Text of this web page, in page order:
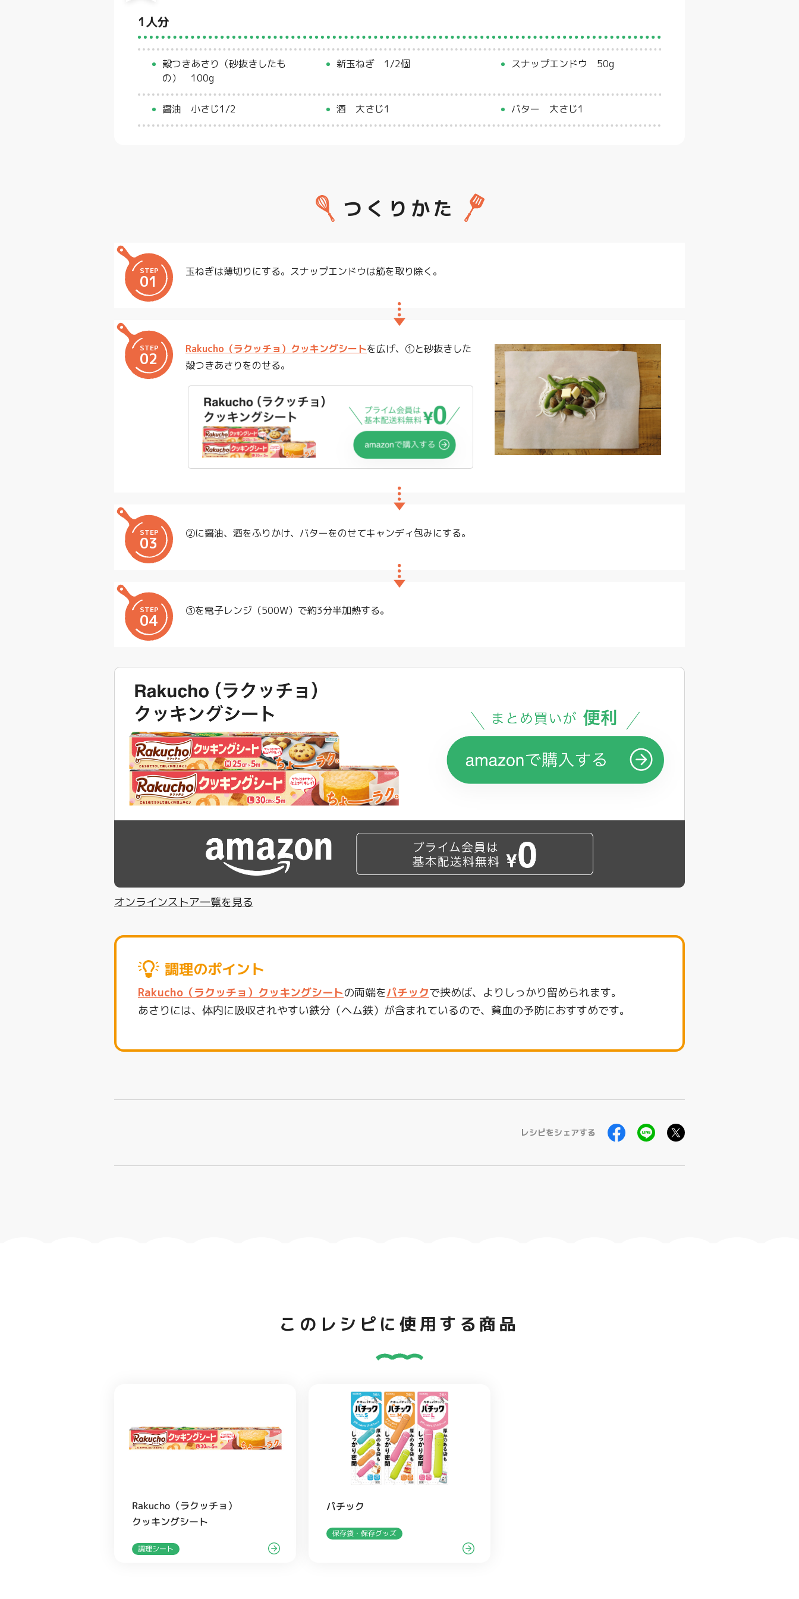
1人分
殻つきあさり（砂抜きしたも
の） 100g
新玉ねぎ 1/2個 スナップエンドウ 50g
醤油 小さじ1/2 酒 大さじ1 バター 大さじ1
つくりかた
STEP
01 玉ねぎは薄切りにする。スナップエンドウは筋を取り除く。
STEP
02 Rakucho（ラクッチョ）クッキングシートを広げ、①と砂抜きした
殻つきあさりをのせる。
STEP
03 ②に醤油、酒をふりかけ、バターをのせてキャンディ包みにする。
STEP
04 ③を電子レンジ（500W）で約3分半加熱する。
オンラインストア一覧を見る
調理のポイント
Rakucho（ラクッチョ）クッキングシートの両端をパチックで挟めば、よりしっかり留められます。
あさりには、体内に吸収されやすい鉄分（ヘム鉄）が含まれているので、貧血の予防におすすめです。
レシピをシェアする
このレシピに使用する商品
Rakucho（ラクッチョ）
クッキングシート
調理シート
パチック
保存袋・保存グッズ